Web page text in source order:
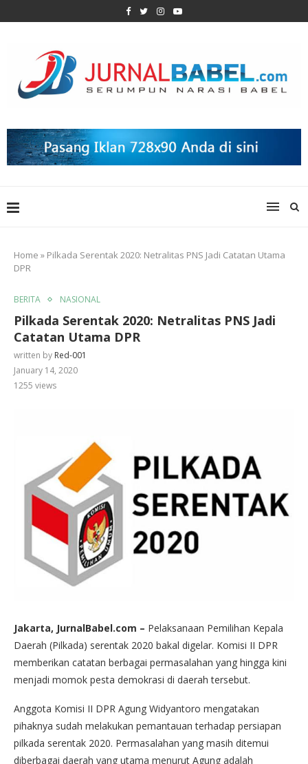
Home » Pilkada Serentak 2020: Netralitas PNS Jadi Catatan Utama
DPR
BERITA NASIONAL
Pilkada Serentak 2020: Netralitas PNS Jadi
Catatan Utama DPR
written by Red-001
January 14, 2020
1255 views
Jakarta, JurnalBabel.com – Pelaksanaan Pemilihan Kepala
Daerah (Pilkada) serentak 2020 bakal digelar. Komisi II DPR
memberikan catatan berbagai permasalahan yang hingga kini
menjadi momok pesta demokrasi di daerah tersebut.
Anggota Komisi II DPR Agung Widyantoro mengatakan
pihaknya sudah melakukan pemantauan terhadap persiapan
pilkada serentak 2020. Permasalahan yang masih ditemui
diberbagai daerah yang utama menurut Agung adalah